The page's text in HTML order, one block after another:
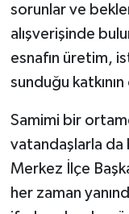
sorunlar ve
alışverişinde
esnafın üretim,
sunduğu
Samimi bir
vatandaşlarla da
Merkez İlçe
her zaman